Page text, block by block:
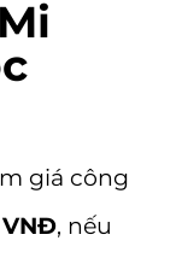
giá công
, nếu